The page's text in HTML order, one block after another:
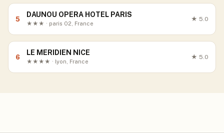
5
DAUNOU OPERA HOTEL PARIS
★★★ · paris 02, France
★ 5.0
6
LE MERIDIEN NICE
★★★★ · lyon, France
★ 5.0